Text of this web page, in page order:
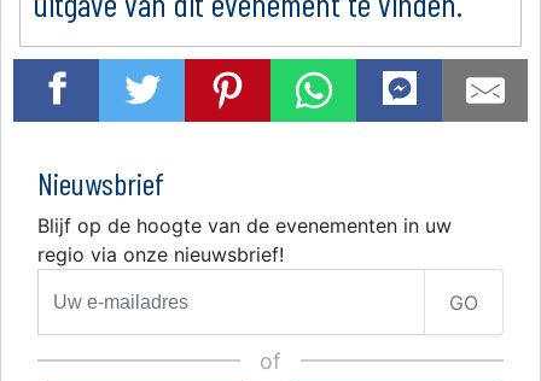
Nieuwsbrief
Blijf op de hoogte van de evenementen in uw
regio via onze nieuwsbrief!
GO
of